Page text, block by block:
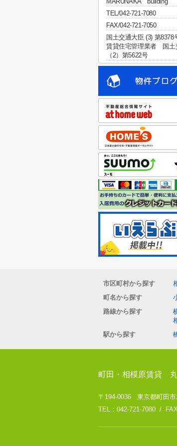
TEL/042-721-7080
FAX/042-721-7050
国土交通大臣 (3) 第8378
賃貸住宅管理業者 国土
（2）第5622号
市区町村から探す
町名から探す
路線から探す
駅から探す
町田・相模原賃貸
〒194-0036 東京都町田
TEL：042-721-7080 /